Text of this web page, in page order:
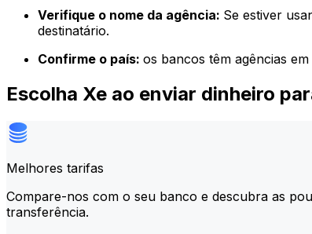
Verifique o nome da agência: Se estiver
destinatário.
Confirme o país: os bancos têm agências
Escolha Xe ao enviar dinheiro
Melhores tarifas
Compare-nos com o seu banco e descubra as
transferência.